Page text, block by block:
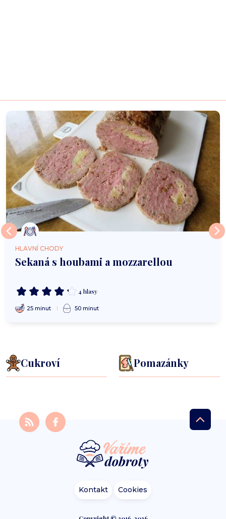
HLAVNÍ CHODY
Sekaná s houbami a mozzarellou
4 hlasy
25 minut 50 minut
Cukroví Pomazánky
Kontakt Cookies